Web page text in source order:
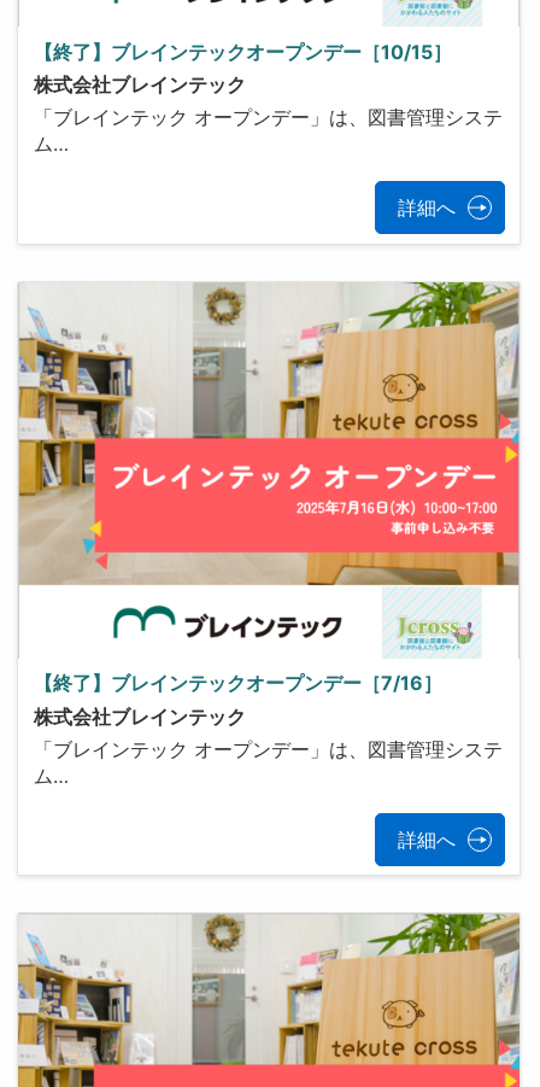
【終了】ブレインテックオープンデー［10/15］
株式会社ブレインテック
「ブレインテック オープンデー」は、図書管理システ
ム…
詳細へ
【終了】ブレインテックオープンデー［7/16］
株式会社ブレインテック
「ブレインテック オープンデー」は、図書管理システ
ム…
詳細へ